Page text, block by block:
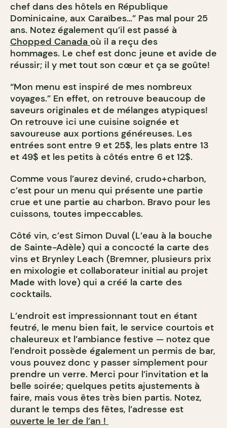
chef dans des hôtels en République
Dominicaine, aux Caraïbes…” Pas mal pour 25
ans. Notez également qu’il est passé à
Chopped Canada où il a reçu des
hommages. Le chef est donc jeune et avide de
réussir; il y met tout son cœur et ça se goûte!
“Mon menu est inspiré de mes nombreux
voyages.” En effet, on retrouve beaucoup de
saveurs originales et de mélanges atypiques!
On retrouve ici une cuisine soignée et
savoureuse aux portions généreuses. Les
entrées sont entre 9 et 25$, les plats entre 13
et 49$ et les petits à côtés entre 6 et 12$.
Comme vous l’aurez deviné, crudo+charbon,
c’est pour un menu qui présente une partie
crue et une partie au charbon. Bravo pour les
cuissons, toutes impeccables.
Côté vin, c’est Simon Duval (L’eau à la bouche
de Sainte-Adèle) qui a concocté la carte des
vins et Brynley Leach (Bremner, plusieurs prix
en mixologie et collaborateur initial au projet
Made with love) qui a créé la carte des
cocktails.
L’endroit est impressionnant tout en étant
feutré, le menu bien fait, le service courtois et
chaleureux et l’ambiance festive — notez que
l’endroit possède également un permis de bar,
vous pouvez donc y passer simplement pour
prendre un verre. Merci pour l’invitation et la
belle soirée; quelques petits ajustements à
faire, mais vous êtes très bien partis. Notez,
durant le temps des fêtes, l’adresse est
ouverte le 1er de l’an !